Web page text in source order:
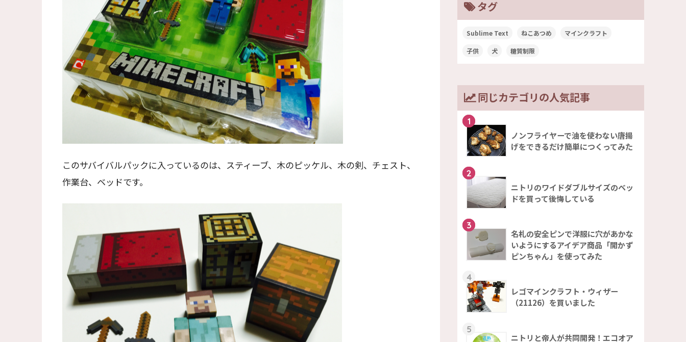
このサバイバルパックに入っているのは、スティーブ、木のピッケル、木の剣、チェスト、
作業台、ベッドです。
タグ
Sublime Text ねこあつめ マインクラフト
子供 犬 糖質制限
同じカテゴリの人気記事
1
ノンフライヤーで油を使わない唐揚
げをできるだけ簡単につくってみた
2
ニトリのワイドダブルサイズのベッ
ドを買って後悔している
3
名札の安全ピンで洋服に穴があかな
いようにするアイデア商品「開かず
ピンちゃん」を使ってみた
4
レゴマインクラフト・ウィザー
（21126）を買いました
5
ニトリと帝人が共同開発！エコオア